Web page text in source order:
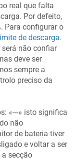
real que falta
Por defeito,
Para configurar o
de descarga.
não confiar
deve ser
sempre a
preciso da
«---» isto significa
não
de bateria tiver
e voltar a ser
secção